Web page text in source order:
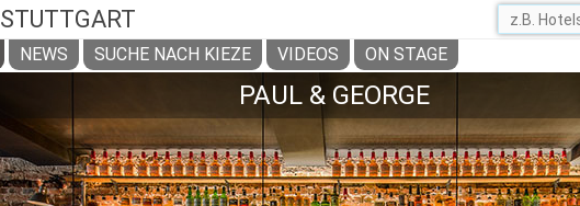
STUTTGART
NEWS SUCHE NACH KIEZE VIDEOS ON STAGE
PAUL & GEORGE